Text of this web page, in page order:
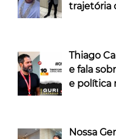
trajetória
Thiago
e fala
e política
Nossa